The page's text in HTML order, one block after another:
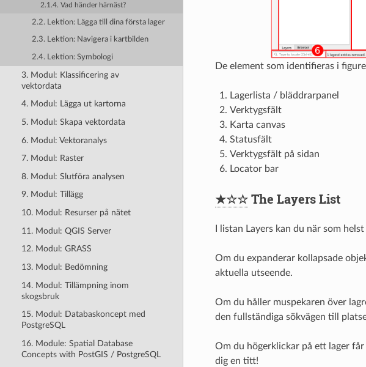
2.1.4. Vad händer härnäst?
2.2. Lektion: Lägga till dina första lager
2.3. Lektion: Navigera i kartbilden
2.4. Lektion: Symbologi
3. Modul: Klassificering av
vektordata
4. Modul: Lägga ut kartorna
5. Modul: Skapa vektordata
6. Modul: Vektoranalys
7. Modul: Raster
8. Modul: Slutföra analysen
9. Modul: Tillägg
10. Modul: Resurser på nätet
11. Modul: QGIS Server
12. Modul: GRASS
13. Modul: Bedömning
14. Modul: Tillämpning inom
skogsbruk
15. Modul: Databaskoncept med
PostgreSQL
16. Module: Spatial Database
Concepts with PostGIS / PostgreSQL
De element som identifieras i
Lagerlista / bläddrarpanel
Verktygsfält
Karta canvas
Statusfält
Verktygsfält på sidan
Locator bar
★☆☆The Layers List
I listan Layers kan du när som
Om du expanderar kollapsade
aktuella utseende.
Om du håller muspekaren över
den fullständiga sökvägen till
Om du högerklickar på ett lager
dig en titt!